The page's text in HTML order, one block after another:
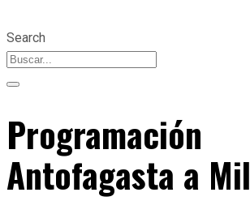
Search
Programación
Antofagasta a Mil